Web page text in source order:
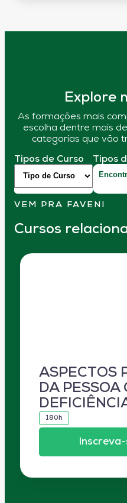
Explore
As formações mais
escolha dentre mais
categorias que vão
Tipos de Curso Tipos
VEM PRA FAVENI
Cursos
ASPECTOS
DA PESSOA
180h